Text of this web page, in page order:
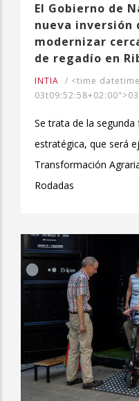
El Gobierno de
nueva inversión
modernizar
de regadío en
INTIA / <time
Se trata de la
estratégica, que será
Transformación
Rodadas